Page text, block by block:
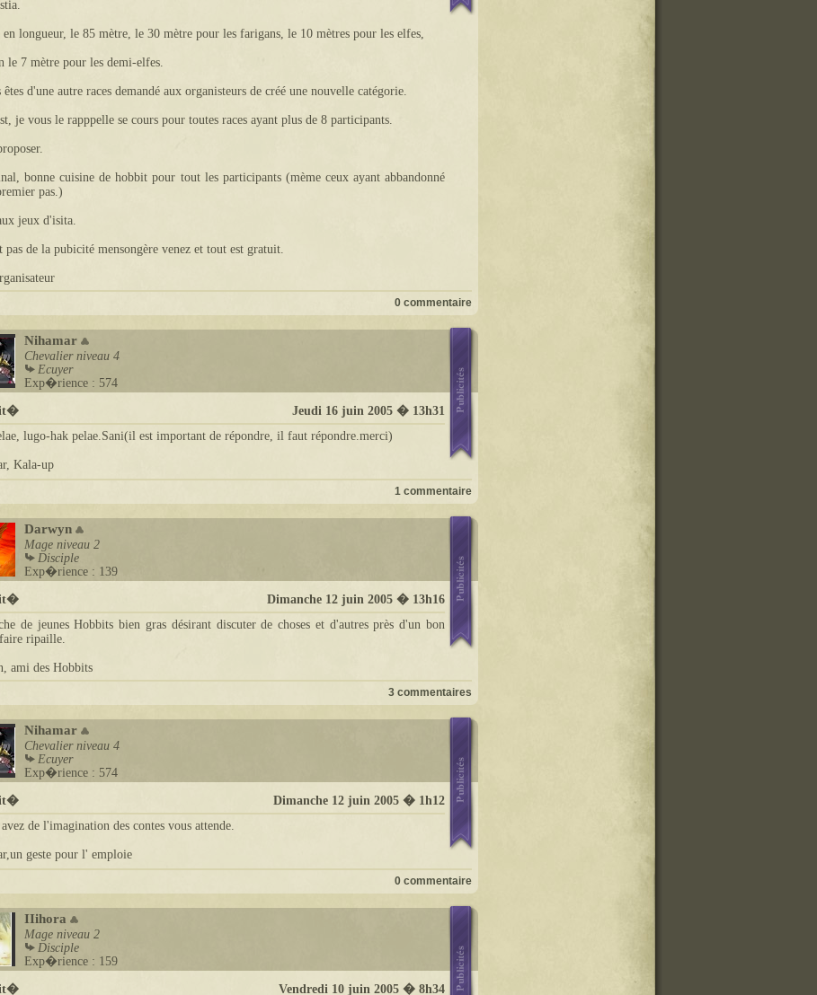
en longueur, le 85 mètre, le 30 mètre pour les farigans, le 10 mètres pour les elfes,
le 7 mètre pour les demi-elfes.
êtes d'une autre races demandé aux organisteurs de créé une nouvelle catégorie.
je vous le rapppelle se cours pour toutes races ayant plus de 8 participants.
bonne cuisine de hobbit pour tout les participants (mème ceux ayant abbandonné
pas.)
jeux d'isita.
pas de la pubicité mensongère venez et tout est gratuit.
0 commentaire
Nihamar
Chevalier niveau 4
Ecuyer
Exp�rience : 574
Jeudi 16 juin 2005 � 13h31
lugo-hak pelae.Sani(il est important de répondre, il faut répondre.merci)
Kala-up
1 commentaire
Darwyn
Mage niveau 2
Disciple
Exp�rience : 139
Dimanche 12 juin 2005 � 13h16
de jeunes Hobbits bien gras désirant discuter de choses et d'autres près d'un bon
ripaille.
ami des Hobbits
3 commentaires
Nihamar
Chevalier niveau 4
Ecuyer
Exp�rience : 574
Dimanche 12 juin 2005 � 1h12
de l'imagination des contes vous attende.
geste pour l' emploie
0 commentaire
IIihora
Mage niveau 2
Disciple
Exp�rience : 159
Vendredi 10 juin 2005 � 8h34